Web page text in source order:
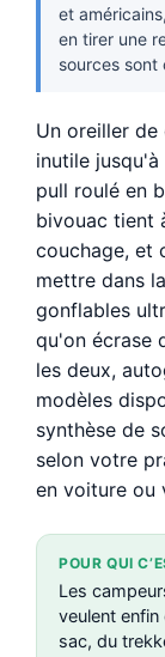
et
en tirer une
sources sont
Un oreiller
inutile
pull roulé en
bivouac tient
couchage, et
mettre dans
gonflables
qu'on écrase
les deux,
modèles
synthèse de
selon votre
en voiture ou
POUR QUI
Les
veulent
sac, du